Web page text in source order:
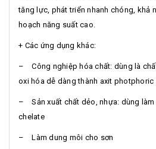
tăng lực, phát triển nhanh chóng, khả
hoạch năng suất cao.
+ Các ứng dụng khác:
– Công nghiệp hóa chất: dùng là
oxi hóa dễ dàng thành axit photphoric
– Sản xuất chất dẻo, nhựa: dùng làm
chelate
– Làm dung môi cho sơn